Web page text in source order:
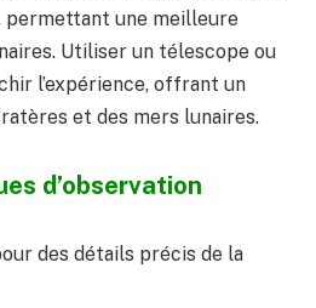
permettant une meilleure
Utiliser un télescope ou
l’expérience, offrant un
et des mers lunaires.
d’observation
des détails précis de la